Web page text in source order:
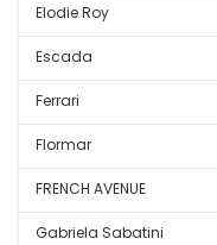
Elodie Roy
Escada
Ferrari
Flormar
FRENCH AVENUE
Gabriela Sabatini